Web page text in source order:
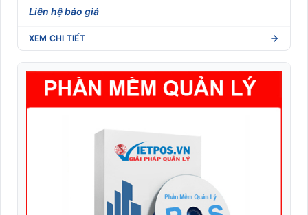
Liên hệ báo giá
XEM CHI TIẾT